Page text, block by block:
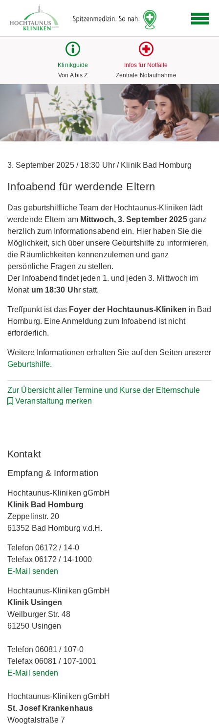
Link
zur
Startseite
Klinikguide
Von A bis Z
Infos für Notfälle
Zentrale Notaufnahme
3. September 2025 /18:30 Uhr/Klinik Bad Homburg
Infoabend für werdende Eltern
Das geburtshilfliche Team der Hochtaunus-Kliniken lädt
werdende Eltern am Mittwoch, 3. September 2025 ganz
herzlich zum Informationsabend ein. Hier haben Sie die
Möglichkeit, sich über unsere Geburtshilfe zu informieren,
die Räumlichkeiten kennenzulernen und ganz
persönliche Fragen zu stellen.
Der Infoabend findet jeden 1. und jeden 3. Mittwoch im
Monat um 18:30 Uhr statt.
Treffpunkt ist das Foyer der Hochtaunus-Kliniken in Bad
Homburg. Eine Anmeldung zum Infoabend ist nicht
erforderlich.
Weitere Informationen erhalten Sie auf den Seiten unserer
Geburtshilfe.
Zur Übersicht aller Termine und Kurse der Elternschule
Veranstaltung merken
Kontakt
Empfang & Information
Hochtaunus-Kliniken gGmbH
Klinik Bad Homburg
Zeppelinstr. 20
61352 Bad Homburg v.d.H.
Telefon 06172 / 14-0
Telefax 06172 / 14-1000
E-Mail senden
Hochtaunus-Kliniken gGmbH
Klinik Usingen
Weilburger Str. 48
61250 Usingen
Telefon 06081 / 107-0
Telefax 06081 / 107-1001
E-Mail senden
Hochtaunus-Kliniken gGmbH
St. Josef Krankenhaus
Woogtalstraße 7